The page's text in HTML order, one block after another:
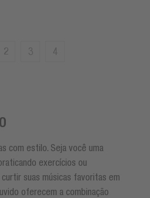
2 3 4
com estilo. Seja você uma
exercícios ou
suas músicas favoritas em
oferecem a combinação